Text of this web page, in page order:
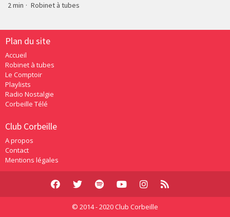
2 min · Robinet à tubes
Plan du site
Accueil
Robinet à tubes
Le Comptoir
Playlists
Radio Nostalgie
Corbeille Télé
Club Corbeille
A propos
Contact
Mentions légales
© 2014 - 2020 Club Corbeille